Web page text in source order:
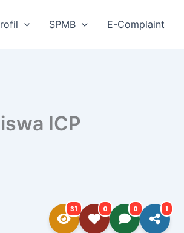
SPMB E-Complaint
ICP
31 0 0 1